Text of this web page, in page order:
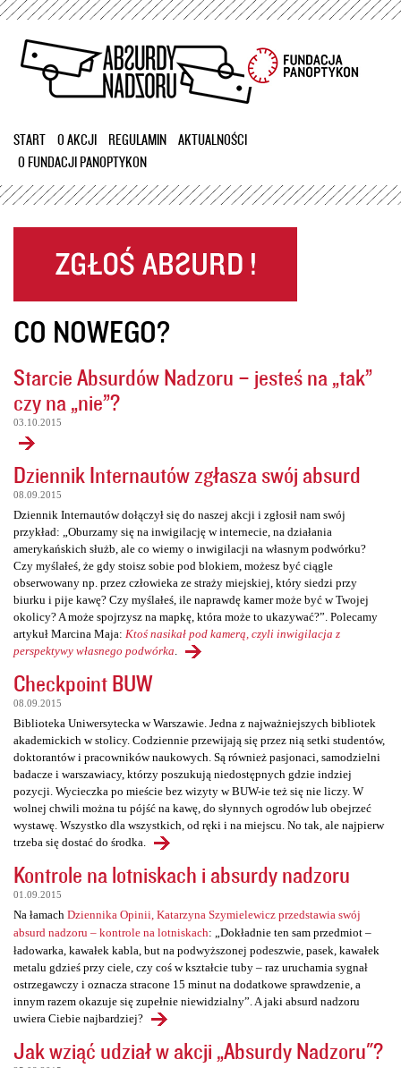
Przejdź
treści
START O AKCJI REGULAMIN
AKTUALNOŚCI
O FUNDACJI PANOPTYKON
CO NOWEGO?
Starcie Absurdów Nadzoru – jesteś na „tak”
czy na „nie”?
03.10.2015
Dziennik Internautów zgłasza swój absurd
08.09.2015
Dziennik Internautów dołączył się do naszej akcji i zgłosił nam swój
przykład: „Oburzamy się na inwigilację w internecie, na działania
amerykańskich służb, ale co wiemy o inwigilacji na własnym podwórku?
Czy myślałeś, że gdy stoisz sobie pod blokiem, możesz być ciągle
obserwowany np. przez człowieka ze straży miejskiej, który siedzi przy
biurku i pije kawę? Czy myślałeś, ile naprawdę kamer może być w Twojej
okolicy? A może spojrzysz na mapkę, która może to ukazywać?”. Polecamy
artykuł Marcina Maja: Ktoś nasikał pod kamerą, czyli inwigilacja z
perspektywy własnego podwórka
Checkpoint BUW
08.09.2015
Biblioteka Uniwersytecka w Warszawie. Jedna z najważniejszych bibliotek
akademickich w stolicy. Codziennie przewijają się przez nią setki studentów,
doktorantów i pracowników naukowych. Są również pasjonaci, samodzielni
badacze i warszawiacy, którzy poszukują niedostępnych gdzie indziej
pozycji. Wycieczka po mieście bez wizyty w BUW-ie też się nie liczy. W
wolnej chwili można tu pójść na kawę, do słynnych ogrodów lub obejrzeć
wystawę. Wszystko dla wszystkich, od ręki i na miejscu. No tak, ale najpierw
trzeba się dostać do środka.
Kontrole na lotniskach i absurdy nadzoru
01.09.2015
Na łamach Dziennika Opinii, Katarzyna Szymielewicz przedstawia swój
absurd nadzoru – kontrole na lotniskach: „Dokładnie ten sam przedmiot –
ładowarka, kawałek kabla, but na podwyższonej podeszwie, pasek, kawałek
metalu gdzieś przy ciele, czy coś w kształcie tuby – raz uruchamia sygnał
ostrzegawczy i oznacza stracone 15 minut na dodatkowe sprawdzenie, a
innym razem okazuje się zupełnie niewidzialny”. A jaki absurd nadzoru
uwiera Ciebie najbardziej?
Jak wziąć udział w akcji „Absurdy Nadzoru"?